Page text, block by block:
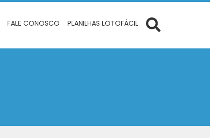
FALE CONOSCO PLANILHAS LOTOFÁCIL